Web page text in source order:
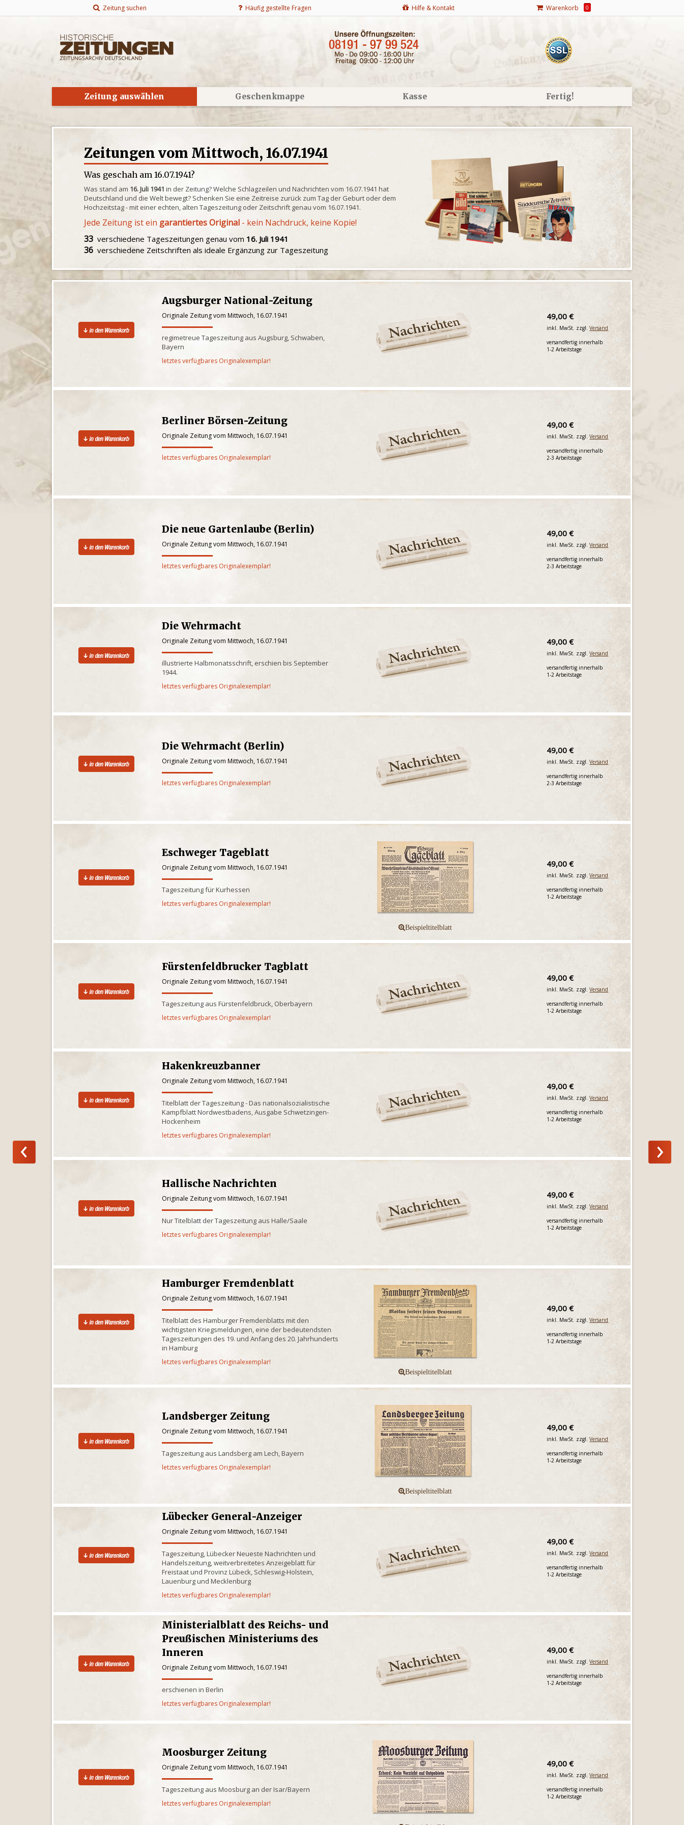
Zeitung suchen Häufig gestellte Fragen Hilfe & Kontakt Warenkorb 0
Zeitung auswählen Geschenkmappe Kasse Fertig!
Zeitungen vom Mittwoch, 16.07.1941
Was geschah am 16.07.1941?
Was stand am 16. Juli 1941 in der Zeitung? Welche Schlagzeilen und Nachrichten vom 16.07.1941 hat
Deutschland und die Welt bewegt? Schenken Sie eine Zeitreise zurück zum Tag der Geburt oder dem
Hochzeitstag - mit einer echten, alten Tageszeitung oder Zeitschrift genau vom 16.07.1941.
Jede Zeitung ist ein garantiertes Original - kein Nachdruck, keine Kopie!
33 verschiedene Tageszeitungen genau vom 16. Juli 1941
36 verschiedene Zeitschriften als ideale Ergänzung zur Tageszeitung
Augsburger National-Zeitung
Originale Zeitung vom Mittwoch, 16.07.1941
regimetreue Tageszeitung aus Augsburg, Schwaben,
Bayern
letztes verfügbares Originalexemplar!
49,00 €
inkl. MwSt. zzgl.Versand
versandfertig innerhalb
1-2 Arbeitstage
Berliner Börsen-Zeitung
Originale Zeitung vom Mittwoch, 16.07.1941
letztes verfügbares Originalexemplar!
49,00 €
inkl. MwSt. zzgl.Versand
versandfertig innerhalb
2-3 Arbeitstage
Die neue Gartenlaube (Berlin)
Originale Zeitung vom Mittwoch, 16.07.1941
letztes verfügbares Originalexemplar!
49,00 €
inkl. MwSt. zzgl.Versand
versandfertig innerhalb
2-3 Arbeitstage
Die Wehrmacht
Originale Zeitung vom Mittwoch, 16.07.1941
illustrierte Halbmonatsschrift, erschien bis September
1944.
letztes verfügbares Originalexemplar!
49,00 €
inkl. MwSt. zzgl.Versand
versandfertig innerhalb
1-2 Arbeitstage
Die Wehrmacht (Berlin)
Originale Zeitung vom Mittwoch, 16.07.1941
letztes verfügbares Originalexemplar!
49,00 €
inkl. MwSt. zzgl.Versand
versandfertig innerhalb
2-3 Arbeitstage
Eschweger Tageblatt
Originale Zeitung vom Mittwoch, 16.07.1941
Tageszeitung für Kurhessen
letztes verfügbares Originalexemplar!
49,00 €
inkl. MwSt. zzgl.Versand
versandfertig innerhalb
1-2 Arbeitstage
Fürstenfeldbrucker Tagblatt
Originale Zeitung vom Mittwoch, 16.07.1941
Tageszeitung aus Fürstenfeldbruck, Oberbayern
letztes verfügbares Originalexemplar!
49,00 €
inkl. MwSt. zzgl.Versand
versandfertig innerhalb
1-2 Arbeitstage
Hakenkreuzbanner
Originale Zeitung vom Mittwoch, 16.07.1941
Titelblatt der Tageszeitung - Das nationalsozialistische
Kampfblatt Nordwestbadens, Ausgabe Schwetzingen-
Hockenheim
letztes verfügbares Originalexemplar!
49,00 €
inkl. MwSt. zzgl.Versand
versandfertig innerhalb
1-2 Arbeitstage
Hallische Nachrichten
Originale Zeitung vom Mittwoch, 16.07.1941
Nur Titelblatt der Tageszeitung aus Halle/Saale
letztes verfügbares Originalexemplar!
49,00 €
inkl. MwSt. zzgl.Versand
versandfertig innerhalb
1-2 Arbeitstage
Hamburger Fremdenblatt
Originale Zeitung vom Mittwoch, 16.07.1941
Titelblatt des Hamburger Fremdenblatts mit den
wichtigsten Kriegsmeldungen, eine der bedeutendsten
Tageszeitungen des 19. und Anfang des 20. Jahrhunderts
in Hamburg
letztes verfügbares Originalexemplar!
49,00 €
inkl. MwSt. zzgl.Versand
versandfertig innerhalb
1-2 Arbeitstage
Landsberger Zeitung
Originale Zeitung vom Mittwoch, 16.07.1941
Tageszeitung aus Landsberg am Lech, Bayern
letztes verfügbares Originalexemplar!
49,00 €
inkl. MwSt. zzgl.Versand
versandfertig innerhalb
1-2 Arbeitstage
Lübecker General-Anzeiger
Originale Zeitung vom Mittwoch, 16.07.1941
Tageszeitung, Lübecker Neueste Nachrichten und
Handelszeitung, weitverbreitetes Anzeigeblatt für
Freistaat und Provinz Lübeck, Schleswig-Holstein,
Lauenburg und Mecklenburg
letztes verfügbares Originalexemplar!
49,00 €
inkl. MwSt. zzgl.Versand
versandfertig innerhalb
1-2 Arbeitstage
Ministerialblatt des Reichs- und
Preußischen Ministeriums des
Inneren
Originale Zeitung vom Mittwoch, 16.07.1941
erschienen in Berlin
letztes verfügbares Originalexemplar!
49,00 €
inkl. MwSt. zzgl.Versand
versandfertig innerhalb
1-2 Arbeitstage
Moosburger Zeitung
Originale Zeitung vom Mittwoch, 16.07.1941
Tageszeitung aus Moosburg an der Isar/Bayern
letztes verfügbares Originalexemplar!
49,00 €
inkl. MwSt. zzgl.Versand
versandfertig innerhalb
1-2 Arbeitstage